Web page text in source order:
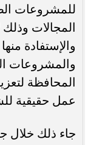
للمشروعات
المجالات وذلك
والإستفادة
والمشروعات
المحافظة
عمل حقيقية
جاء ذلك خلال